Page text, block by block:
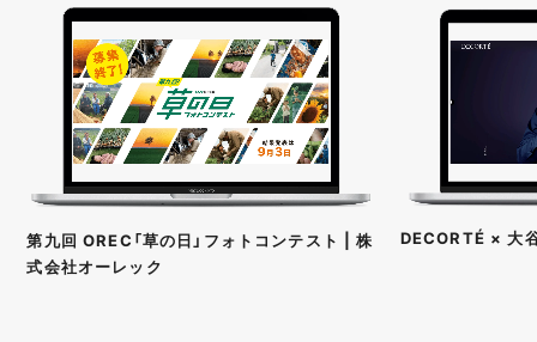
第九回 OREC「草の日」フォトコンテスト | 株
式会社オーレック
DECORTÉ × 大